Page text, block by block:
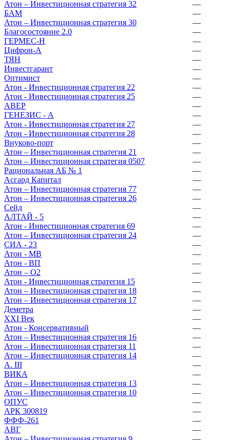
Атон – Инвестиционная стратегия 32
—
БАМ
—
Атон – Инвестиционная стратегия 30
—
Благосостояние 2.0
—
ГЕРМЕС-Н
—
Цифрон-А
—
ТЯН
—
Инвестгарант
—
Оптимист
—
Атон - Инвестиционная стратегия 22
—
Атон - Инвестиционная стратегия 25
—
АВЕР
—
ГЕНЕЗИС - А
—
Атон - Инвестиционная стратегия 27
—
Атон - Инвестиционная стратегия 28
—
Внуково-порт
—
Атон – Инвестиционная стратегия 21
—
Атон – Инвестиционная стратегия 0507
—
Рациональная АБ № 1
—
Асгард Капитал
—
Атон – Инвестиционная стратегия 77
—
Атон – Инвестиционная стратегия 26
—
Сейд
—
АЛТАЙ - 5
—
Атон - Инвестиционная стратегия 69
—
Атон – Инвестиционная стратегия 24
—
СИА - 23
—
Атон - МВ
—
Атон - ВП
—
Атон – О2
—
Атон - Инвестиционная стратегия 15
—
Атон – Инвестиционная стратегия 18
—
Атон – Инвестиционная стратегия 17
—
Деметра
—
XXI Век
—
Атон - Консервативный
—
Атон – Инвестиционная стратегия 16
—
Атон – Инвестиционная стратегия 11
—
Атон – Инвестиционная стратегия 14
—
А. III
—
ВИКА
—
Атон – Инвестиционная стратегия 13
—
Атон – Инвестиционная стратегия 10
—
ОПУС
—
АРК 300819
—
ФФФ-261
—
АВГ
—